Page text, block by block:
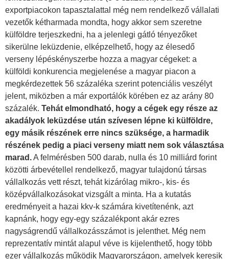
exportpiacokon tapasztalattal még nem rendelkező vállalati
vezetők kétharmada mondta, hogy akkor sem szeretne
külföldre terjeszkedni, ha a jelenlegi gátló tényezőket
sikerülne leküzdenie, elképzelhető, hogy az élesedő
verseny lépéskényszerbe hozza a magyar cégeket: a
külföldi konkurencia megjelenése a magyar piacon a
megkérdezettek 56 százaléka szerint potenciális veszélyt
jelent, miközben a már exportálók körében ez az arány 80
százalék. Tehát elmondható, hogy a cégek egy része az
akadályok leküzdése után szívesen lépne ki külföldre,
egy másik részének erre nincs szüksége, a harmadik
részének pedig a piaci verseny miatt nem sok választása
marad.A felmérésben 500 darab, nulla és 10 milliárd forint
közötti árbevétellel rendelkező, magyar tulajdonú társas
vállalkozás vett részt, tehát kizárólag mikro-, kis- és
középvállalkozásokat vizsgált a minta. Ha a kutatás
eredményeit a hazai kkv-k számára kivetítenénk, azt
kapnánk, hogy egy-egy százalékpont akár ezres
nagyságrendű vállalkozásszámot is jelenthet. Még nem
reprezentatív mintát alapul véve is kijelenthető, hogy több
ezer vállalkozás működik Magyarországon, amelyek keresik